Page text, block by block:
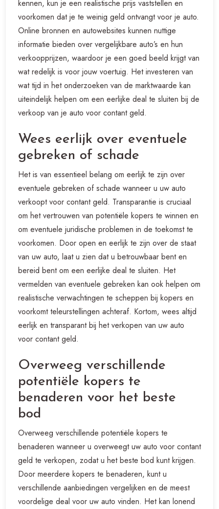
kennen, kun je een realistische prijs vaststellen en
voorkomen dat je te weinig geld ontvangt voor je auto.
Online bronnen en autowebsites kunnen nuttige
informatie bieden over vergelijkbare auto’s en hun
verkoopprijzen, waardoor je een goed beeld krijgt van
wat redelijk is voor jouw voertuig. Het investeren van
wat tijd in het onderzoeken van de marktwaarde kan
uiteindelijk helpen om een eerlijke deal te sluiten bij de
verkoop van je auto voor contant geld.
Wees eerlijk over eventuele
gebreken of schade
Het is van essentieel belang om eerlijk te zijn over
eventuele gebreken of schade wanneer u uw auto
verkoopt voor contant geld. Transparantie is cruciaal
om het vertrouwen van potentiële kopers te winnen en
om eventuele juridische problemen in de toekomst te
voorkomen. Door open en eerlijk te zijn over de staat
van uw auto, laat u zien dat u betrouwbaar bent en
bereid bent om een eerlijke deal te sluiten. Het
vermelden van eventuele gebreken kan ook helpen om
realistische verwachtingen te scheppen bij kopers en
voorkomt teleurstellingen achteraf. Kortom, wees altijd
eerlijk en transparant bij het verkopen van uw auto
voor contant geld.
Overweeg verschillende
potentiële kopers te
benaderen voor het beste
bod
Overweeg verschillende potentiële kopers te
benaderen wanneer u overweegt uw auto voor contant
geld te verkopen, zodat u het beste bod kunt krijgen.
Door meerdere kopers te benaderen, kunt u
verschillende aanbiedingen vergelijken en de meest
voordelige deal voor uw auto vinden. Het kan lonend